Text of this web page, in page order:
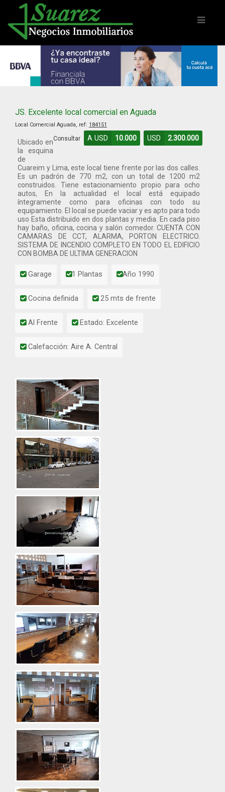
JS. Excelente local comercial en Aguada
Local Comercial Aguada, ref: 184151
Consultar A USD 10.000 USD 2.300.000
Ubicado en
la esquina
de
Cuareim y Lima, este local tiene frente por las dos calles.
Es un padrón de 770 m2, con un total de 1200 m2
construidos. Tiene estacionamiento propio para ocho
autos, En la actualidad el local está equipado
íntegramente como para oficinas con todo su
equipamiento. El local se puede vaciar y es apto para todo
uso Esta distribuido en dos plantas y media. En cada piso
hay baño, oficina, cocina y salón comedor. CUENTA CON
CAMARAS DE CCT, ALARMA, PORTON ELECTRICO.
SISTEMA DE INCENDIO COMPLETO EN TODO EL EDIFICIO
CON BOMBA DE ULTIMA GENERACION
Garage 1 Plantas Año 1990
Cocina definida 25 mts de frente
Al Frente Estado: Excelente
Calefacción: Aire A. Central